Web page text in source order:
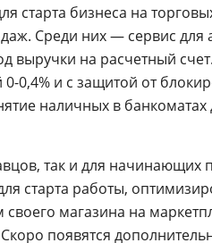
старта бизнеса на
Среди них — сервис для
выручки на расчетный
0,4% и с защитой от
наличных в банкоматах
так и для начинающих
старта работы,
своего магазина на
Скоро появятся